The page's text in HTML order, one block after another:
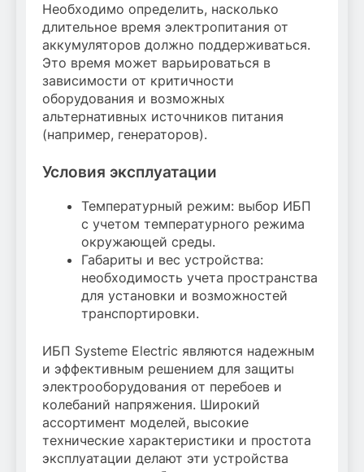
Необходимо определить, насколько
длительное время электропитания от
аккумуляторов должно поддерживаться.
Это время может варьироваться в
зависимости от критичности
оборудования и возможных
альтернативных источников питания
(например, генераторов).
Условия эксплуатации
Температурный режим: выбор ИБП
с учетом температурного режима
окружающей среды.
Габариты и вес устройства:
необходимость учета пространства
для установки и возможностей
транспортировки.
ИБП Systeme Electric являются надежным
и эффективным решением для защиты
электрооборудования от перебоев и
колебаний напряжения. Широкий
ассортимент моделей, высокие
технические характеристики и простота
эксплуатации делают эти устройства